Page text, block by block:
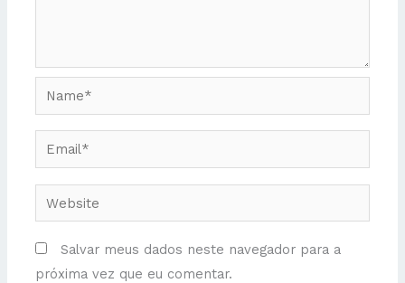
Name*
Email*
Website
Salvar meus dados neste navegador para a
próxima vez que eu comentar.